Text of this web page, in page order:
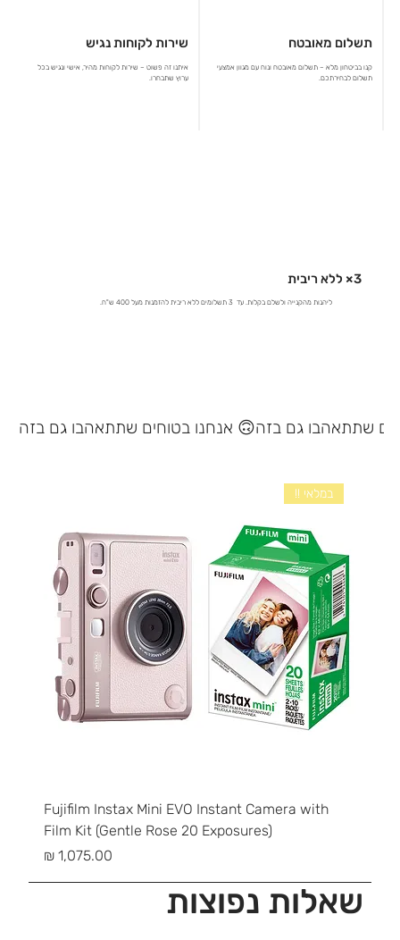
שירות לקוחות נגיש
איתנו זה פשוט – שירות לקוחות מהיר, אישי ונגיש בכל
ערוץ שתבחרו.
תשלום מאובטח
קנו בביטחון מלא – תשלום מאובטח ונוח עם מגוון אמצעי
תשלום לבחירתכם.
3× ללא ריבית
ליהנות מהקנייה ולשלם בקלות. עד 3 תשלומים ללא ריבית להזמנות מעל 400 ש"ח.
אנחנו בטוחים שתתאהבו גם בזה 🙃
במלאי !!
Fujifilm Instax Mini EVO Instant Camera with
Film Kit (Gentle Rose 20 Exposures)
מחיר
שאלות נפוצות